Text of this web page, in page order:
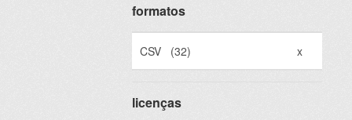
formatos
CSV (32) x
licenças